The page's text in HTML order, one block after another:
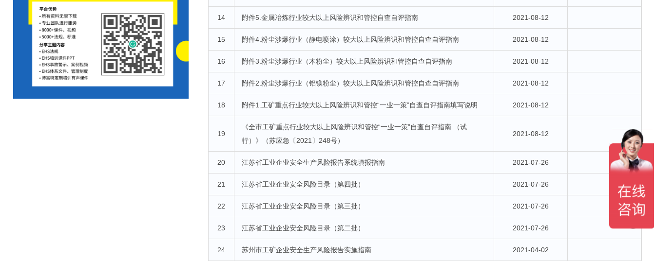
14 附件5.金属冶炼行业较大以上风险辨识和管控自查自评指南 2021-08-12
15 附件4.粉尘涉爆行业（静电喷涂）较大以上风险辨识和管控自查自评指南 2021-08-12
16 附件3.粉尘涉爆行业（木粉尘）较大以上风险辨识和管控自查自评指南 2021-08-12
17 附件2.粉尘涉爆行业（铝镁粉尘）较大以上风险辨识和管控自查自评指南 2021-08-12
18 附件1.工矿重点行业较大以上风险辨识和管控“一业一策”自查自评指南填写说明 2021-08-12
19
《全市工矿重点行业较大以上风险辨识和管控“一业一策”自查自评指南 （试
行）》（苏应急〔2021〕248号）
2021-08-12
20 江苏省工业企业安全生产风险报告系统填报指南 2021-07-26
21 江苏省工业企业安全风险目录（第四批） 2021-07-26
22 江苏省工业企业安全风险目录（第三批） 2021-07-26
23 江苏省工业企业安全风险目录（第二批） 2021-07-26
24 苏州市工矿企业安全生产风险报告实施指南 2021-04-02